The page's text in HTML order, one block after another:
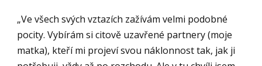
„Ve všech svých vztazích zažívám velmi podobné
pocity. Vybírám si citově uzavřené partnery (moje
matka), kteří mi projeví svou náklonnost tak, jak ji